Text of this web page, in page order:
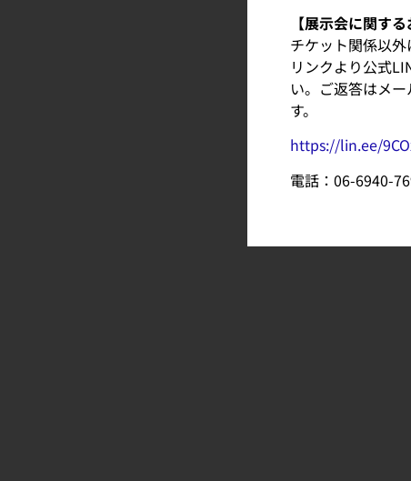
【展示会に関す
チケット関係以
リンクより公式
い。ご返答はメ
す。
https://lin.ee/
電話：06-6940-